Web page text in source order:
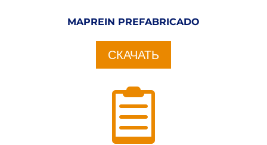
MAPREIN PREFABRICADO
СКАЧАТЬ
